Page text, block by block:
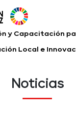
y Capacitación
Local e
Noticias